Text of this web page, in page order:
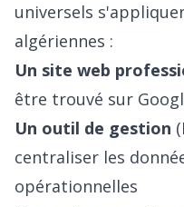
universels
algériennes :
Un site web
être trouvé sur
Un outil de gestion
centraliser les
opérationnelles